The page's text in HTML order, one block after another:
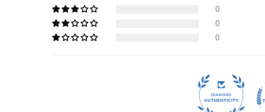
0
0
0